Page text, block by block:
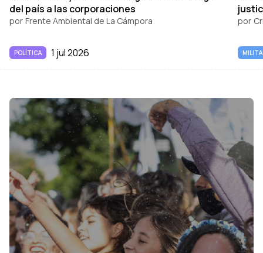
del país a las corporaciones
por Frente Ambiental de La Cámpora
POLÍTICA 1 jul 2026
por